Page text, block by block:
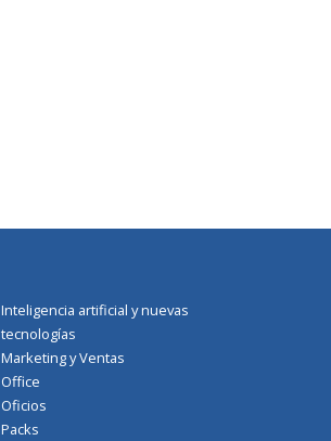
Inteligencia artificial y nuevas
tecnologías
Marketing y Ventas
Office
Oficios
Packs